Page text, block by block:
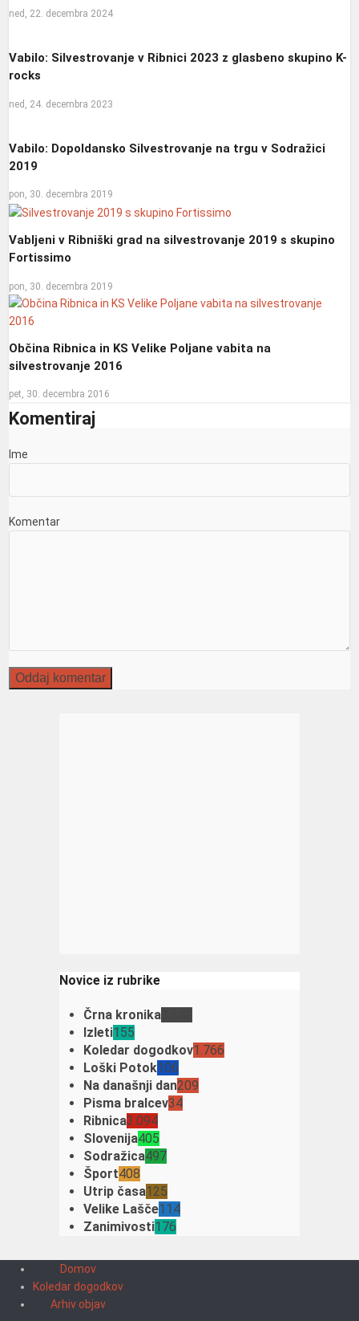
ned, 22. decembra 2024
Vabilo: Silvestrovanje v Ribnici 2023 z glasbeno skupino K-
rocks
ned, 24. decembra 2023
Vabilo: Dopoldansko Silvestrovanje na trgu v Sodražici
2019
pon, 30. decembra 2019
Vabljeni v Ribniški grad na silvestrovanje 2019 s skupino
Fortissimo
pon, 30. decembra 2019
Občina Ribnica in KS Velike Poljane vabita na
silvestrovanje 2016
pet, 30. decembra 2016
Komentiraj
Ime
Komentar
Novice iz rubrike
Črna kronika
Izleti155
Koledar dogodkov1.766
Loški Potok106
Na današnji dan209
Pisma bralcev34
Ribnica3.094
Slovenija405
Sodražica497
Šport408
Utrip časa125
Velike Lašče114
Zanimivosti176
Domov
Koledar dogodkov
Arhiv objav